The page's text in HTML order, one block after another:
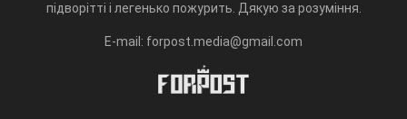
підворітті і легенько пожурить. Дякую за розуміння.
E-mail: forpost.media@gmail.com